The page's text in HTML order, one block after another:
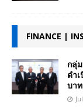
FINANCE |
กลุ่
ดำ
บา